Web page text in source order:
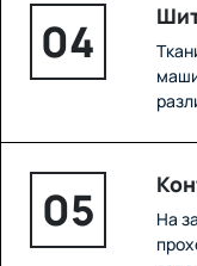
04
05
На